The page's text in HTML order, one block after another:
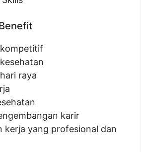
raya
karir
kerja yang profesional dan